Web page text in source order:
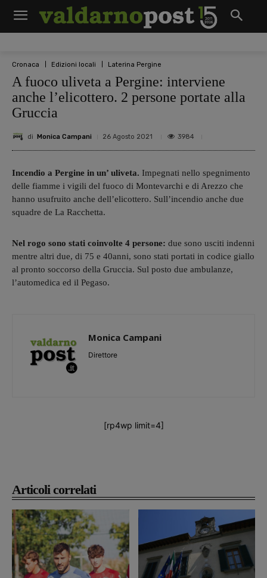
Cronaca Edizioni locali Laterina Pergine
A fuoco uliveta a Pergine: interviene
anche l’elicottero. 2 persone portate alla
Gruccia
di Monica Campani 26 Agosto 2021 3984
Articoli correlati
Incendio a Pergine in un’ uliveta. Impegnati nello spegnimento
delle fiamme i vigili del fuoco di Montevarchi e di Arezzo che
hanno usufruito anche dell’elicottero. Sull’incendio anche due
squadre de La Racchetta.
Nel rogo sono stati coinvolte 4 persone: due sono usciti indenni
mentre altri due, di 75 e 40anni, sono stati portati in codice giallo
al pronto soccorso della Gruccia. Sul posto due ambulanze,
l’automedica ed il Pegaso.
Monica Campani
Direttore
[rp4wp limit=4]